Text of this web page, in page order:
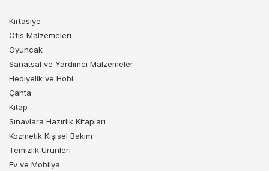
Kırtasiye
Ofis Malzemeleri
Oyuncak
Sanatsal ve Yardımcı Malzemeler
Hediyelik ve Hobi
Çanta
Kitap
Sınavlara Hazırlık Kitapları
Kozmetik Kişisel Bakım
Temizlik Ürünleri
Ev ve Mobilya